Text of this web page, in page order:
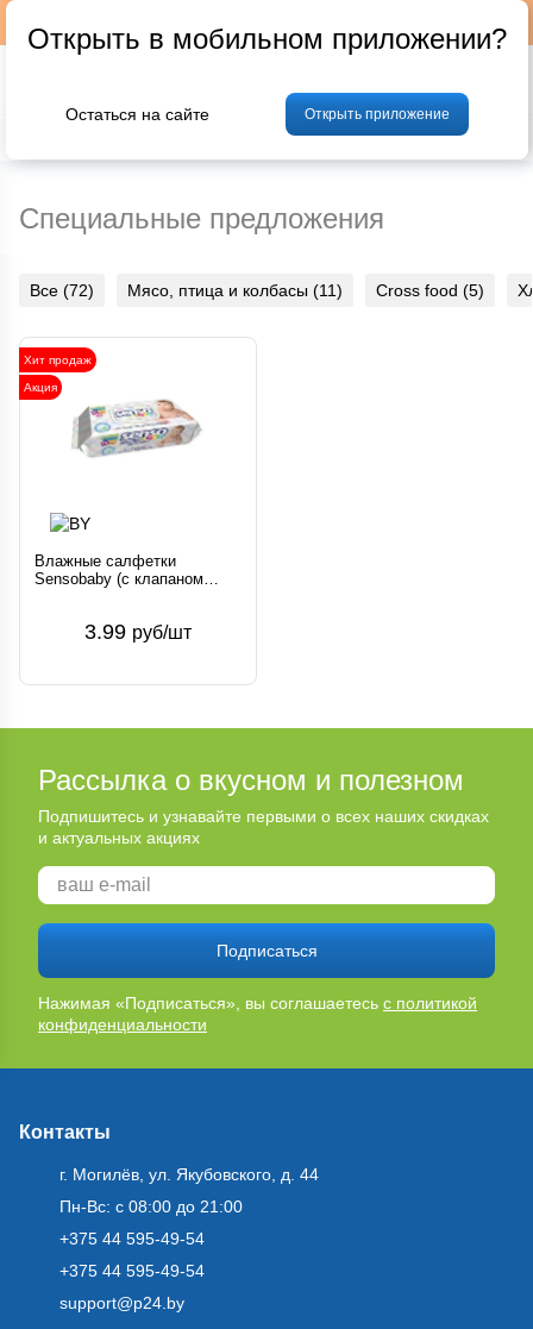
Фрукты и овощи Мясо Птица
Специальные предложения
Все (72) Мясо, птица и колбасы (11) Cross food (5)
Хит продаж
Акция
Влажные салфетки
Sensоbaby (с клапаном
3.99 руб/шт
Рассылка о вкусном и полезном
Подпишитесь и узнавайте первыми о всех наших скидках
и актуальных акциях
Подписаться
Нажимая «Подписаться», вы соглашаетесь с политикой
конфиденциальности
Контакты
г. Могилёв, ул. Якубовского, д. 44
Пн-Вс: с 08:00 до 21:00
+375 44 595-49-54
+375 44 595-49-54
support@p24.by
Открыть в мобильном приложении?
Остаться на сайте Открыть приложение